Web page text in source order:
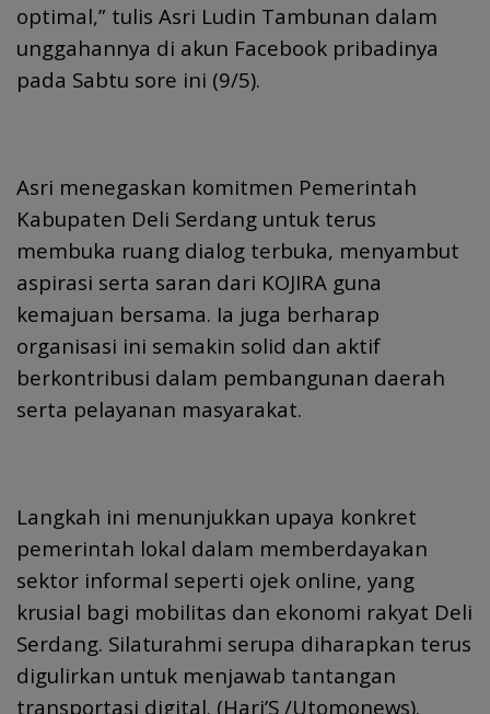
optimal,” tulis Asri Ludin Tambunan dalam
unggahannya di akun Facebook pribadinya
pada Sabtu sore ini (9/5).
Asri menegaskan komitmen Pemerintah
Kabupaten Deli Serdang untuk terus
membuka ruang dialog terbuka, menyambut
aspirasi serta saran dari KOJIRA guna
kemajuan bersama. Ia juga berharap
organisasi ini semakin solid dan aktif
berkontribusi dalam pembangunan daerah
serta pelayanan masyarakat.
Langkah ini menunjukkan upaya konkret
pemerintah lokal dalam memberdayakan
sektor informal seperti ojek online, yang
krusial bagi mobilitas dan ekonomi rakyat Deli
Serdang. Silaturahmi serupa diharapkan terus
digulirkan untuk menjawab tantangan
transportasi digital. (Hari’S /Utomonews).